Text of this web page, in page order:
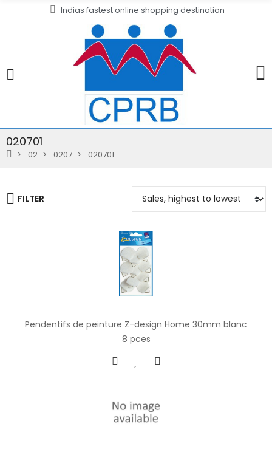
Indias fastest online shopping destination
020701
02 0207 020701
FILTER
Pendentifs de peinture Z-design Home 30mm blanc
8 pces